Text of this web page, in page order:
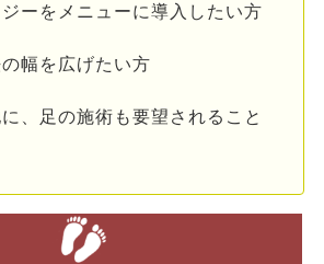
ーをメニューに導入したい方
幅を広げたい方
、足の施術も要望されること